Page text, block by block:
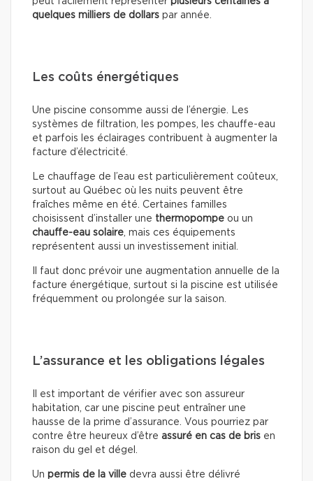
quelques milliers de dollars par année.
Les coûts énergétiques
Une piscine consomme aussi de l’énergie. Les
systèmes de filtration, les pompes, les chauffe-eau
et parfois les éclairages contribuent à augmenter la
facture d’électricité.
Le chauffage de l’eau est particulièrement coûteux,
surtout au Québec où les nuits peuvent être
fraîches même en été. Certaines familles
choisissent d’installer une thermopompe ou un
chauffe-eau solaire, mais ces équipements
représentent aussi un investissement initial.
Il faut donc prévoir une augmentation annuelle de la
facture énergétique, surtout si la piscine est utilisée
fréquemment ou prolongée sur la saison.
L’assurance et les obligations légales
Il est important de vérifier avec son assureur
habitation, car une piscine peut entraîner une
hausse de la prime d’assurance. Vous pourriez par
contre être heureux d’être assuré en cas de bris en
raison du gel et dégel.
Un permis de la ville devra aussi être délivré